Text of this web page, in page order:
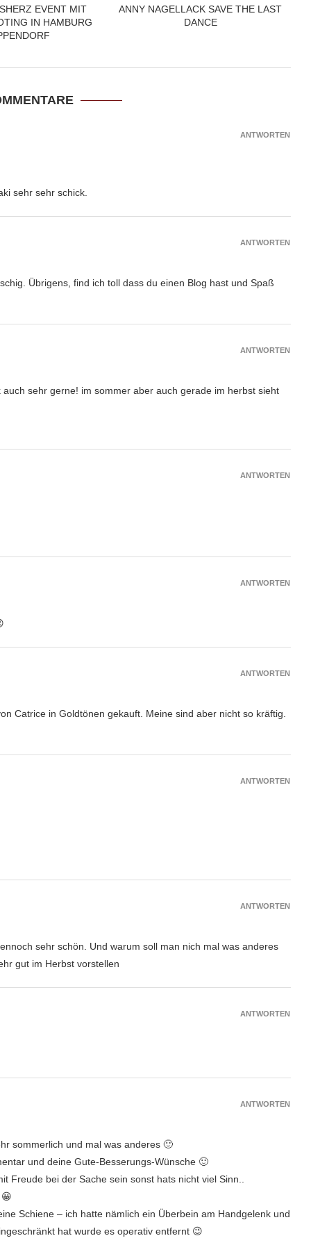
EVENT MIT
IN HAMBURG
ANNY NAGELLACK SAVE THE LAST
DANCE
sehr sehr schick.
ANTWORTEN
Übrigens, find ich toll dass du einen Blog hast und Spaß
ANTWORTEN
sehr gerne! im sommer aber auch gerade im herbst sieht
ANTWORTEN
ANTWORTEN
ANTWORTEN
Catrice in Goldtönen gekauft. Meine sind aber nicht so kräftig.
ANTWORTEN
ANTWORTEN
sehr schön. Und warum soll man nich mal was anderes
gut im Herbst vorstellen
ANTWORTEN
ANTWORTEN
sommerlich und mal was anderes 🙂
und deine Gute-Besserungs-Wünsche 🙂
Freude bei der Sache sein sonst hats nicht viel Sinn..
Schiene – ich hatte nämlich ein Überbein am Handgelenk und
hat wurde es operativ entfernt 😉
ANTWORTEN